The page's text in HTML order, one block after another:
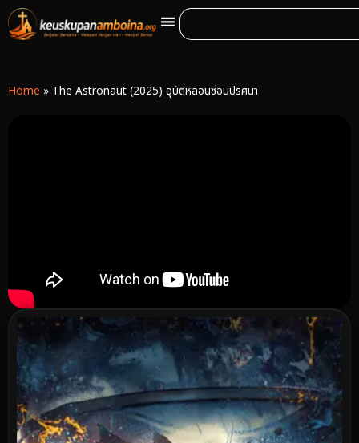
Home » The Astronaut (2025) อุบัติหลอนซ่อนปริศนา